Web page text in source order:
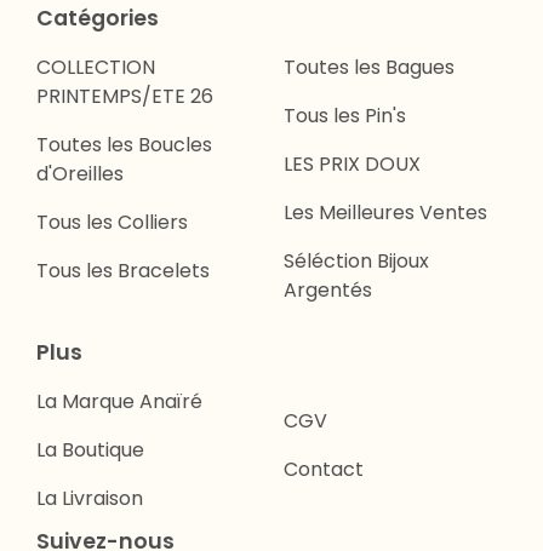
Catégories
COLLECTION
PRINTEMPS/ETE 26
Toutes les Boucles
d'Oreilles
Tous les Colliers
Tous les Bracelets
Toutes les Bagues
Tous les Pin's
LES PRIX DOUX
Les Meilleures Ventes
Séléction Bijoux
Argentés
Plus
La Marque Anaïré
La Boutique
La Livraison
CGV
Contact
Suivez-nous